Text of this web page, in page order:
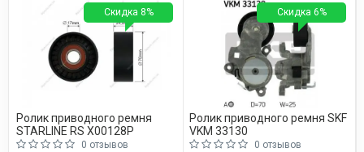
Ролик приводного ремня
STARLINE RS X00128P
0 отзывов
Скидка 8%
Ролик приводного ремня SKF
VKM 33130
0 отзывов
Скидка 6%